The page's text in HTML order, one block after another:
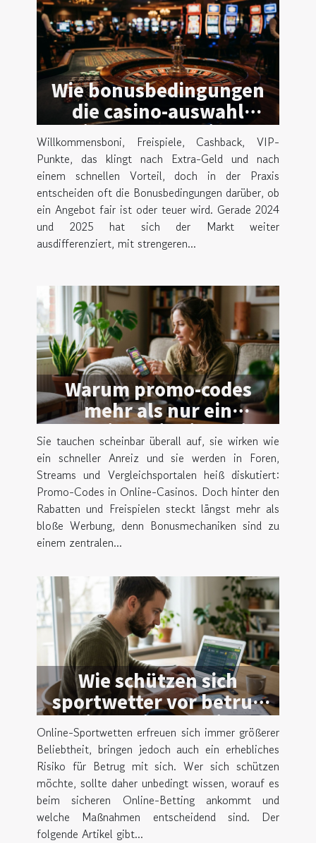
Wie bonusbedingungen
die casino-auswahl
beeinflussen – zwischen
risiko und chance
Willkommensboni, Freispiele, Cashback, VIP-
Punkte, das klingt nach Extra-Geld und nach
einem schnellen Vorteil, doch in der Praxis
entscheiden oft die Bonusbedingungen darüber, ob
ein Angebot fair ist oder teuer wird. Gerade 2024
und 2025 hat sich der Markt weiter
ausdifferenziert, mit strengeren...
Warum promo-codes
mehr als nur ein
marketing-trick in online-
casinos sind
Sie tauchen scheinbar überall auf, sie wirken wie
ein schneller Anreiz und sie werden in Foren,
Streams und Vergleichsportalen heiß diskutiert:
Promo-Codes in Online-Casinos. Doch hinter den
Rabatten und Freispielen steckt längst mehr als
bloße Werbung, denn Bonusmechaniken sind zu
einem zentralen...
Wie schützen sich
sportwetter vor betrug
beim online-betting?
Online-Sportwetten erfreuen sich immer größerer
Beliebtheit, bringen jedoch auch ein erhebliches
Risiko für Betrug mit sich. Wer sich schützen
möchte, sollte daher unbedingt wissen, worauf es
beim sicheren Online-Betting ankommt und
welche Maßnahmen entscheidend sind. Der
folgende Artikel gibt...